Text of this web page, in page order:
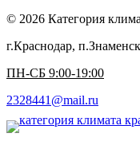
© 2026 Категория
г.Краснодар,
ПН-СБ 9:00-19:00
2328441@mail.ru